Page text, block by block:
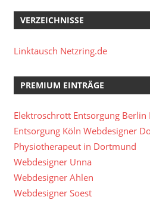
VERZEICHNISSE
Linktausch Netzring.de
PREMIUM EINTRÄGE
Elektroschrott Entsorgung Berlin
Entsorgung Köln Webdesigner
Physiotherapeut in Dortmund
Webdesigner Unna
Webdesigner Ahlen
Webdesigner Soest